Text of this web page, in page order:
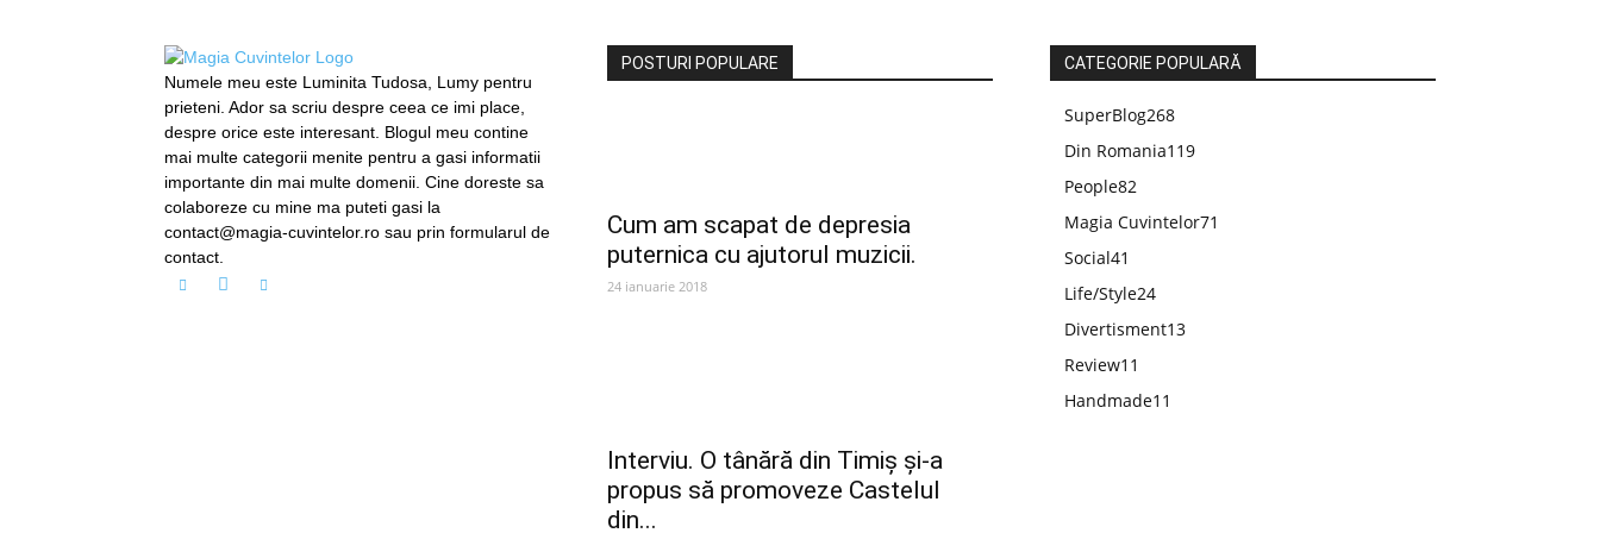
Numele meu este Luminita Tudosa, Lumy pentru
prieteni. Ador sa scriu despre ceea ce imi place,
despre orice este interesant. Blogul meu contine
mai multe categorii menite pentru a gasi informatii
importante din mai multe domenii. Cine doreste sa
colaboreze cu mine ma puteti gasi la
contact@magia-cuvintelor.ro sau prin formularul de
contact.
POSTURI POPULARE
Cum am scapat de depresia
puternica cu ajutorul muzicii.
24 ianuarie 2018
Interviu. O tânără din Timiș și-a
propus să promoveze Castelul
din...
CATEGORIE POPULARĂ
SuperBlog268
Din Romania119
People82
Magia Cuvintelor71
Social41
Life/Style24
Divertisment13
Review11
Handmade11